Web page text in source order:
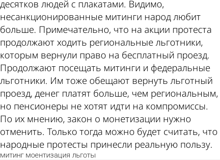
десятков людей с плакатами. Видимо,
несанкционированные митинги народ любит
больше. Примечательно, что на акции протеста
продолжают ходить региональные льготники,
которым вернули право на бесплатный проезд.
Продолжают посещать митинги и федеральные
льготники. Им тоже обещают вернуть льготный
проезд, денег платят больше, чем региональным,
но пенсионеры не хотят идти на компромиссы.
По их мнению, закон о монетизации нужно
отменить. Только тогда можно будет считать, что
народные протесты принесли реальную пользу.
митинг моентизация льготы